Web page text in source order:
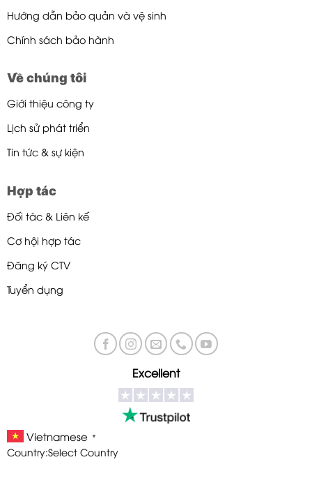
Hướng dẫn bảo quản và vệ sinh
Chính sách bảo hành
Về chúng tôi
Giới thiệu công ty
Lịch sử phát triển
Tin tức & sự kiện
Hợp tác
Đối tác & Liên kế
Cơ hội hợp tác
Đăng ký CTV
Tuyển dụng
Excellent
Vietnamese ▼
Country:Select Country